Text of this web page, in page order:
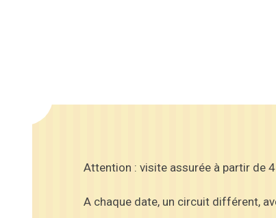
Attention : visite assurée à partir de
A chaque date, un circuit différent,